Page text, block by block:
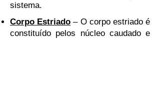
sistema.
Corpo Estriado – O corpo estriado é
constituído pelos núcleo caudado e